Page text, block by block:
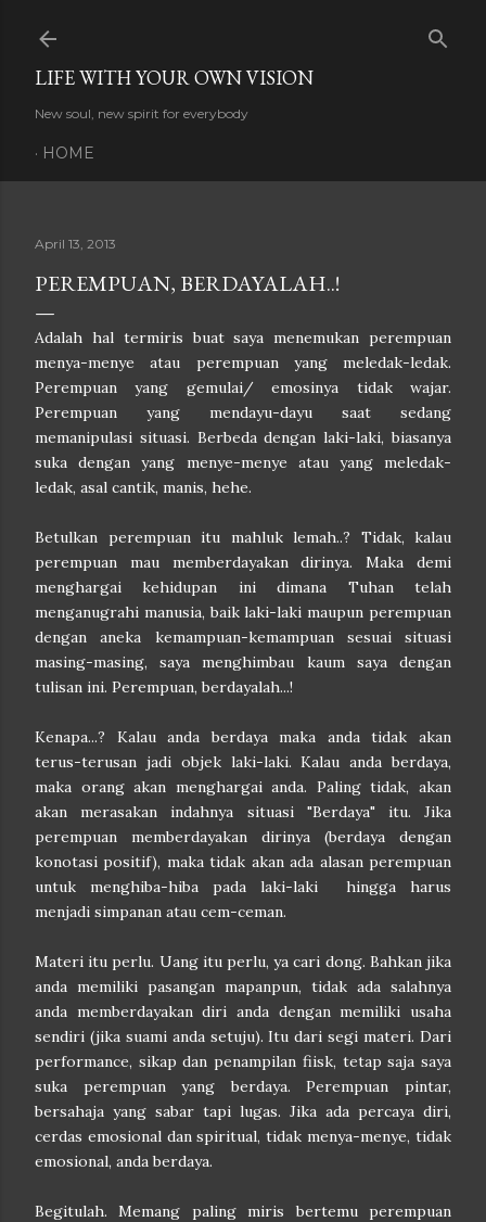
LIFE WITH YOUR OWN VISION
New soul, new spirit for everybody
HOME
April 13, 2013
PEREMPUAN, BERDAYALAH..!
Adalah hal termiris buat saya menemukan perempuan
menya-menye atau perempuan yang meledak-ledak.
Perempuan yang gemulai/ emosinya tidak wajar.
Perempuan yang mendayu-dayu saat sedang
memanipulasi situasi. Berbeda dengan laki-laki, biasanya
suka dengan yang menye-menye atau yang meledak-
ledak, asal cantik, manis, hehe.
Betulkan perempuan itu mahluk lemah..? Tidak, kalau
perempuan mau memberdayakan dirinya. Maka demi
menghargai kehidupan ini dimana Tuhan telah
menganugrahi manusia, baik laki-laki maupun perempuan
dengan aneka kemampuan-kemampuan sesuai situasi
masing-masing, saya menghimbau kaum saya dengan
tulisan ini. Perempuan, berdayalah...!
Kenapa...? Kalau anda berdaya maka anda tidak akan
terus-terusan jadi objek laki-laki. Kalau anda berdaya,
maka orang akan menghargai anda. Paling tidak, akan
akan merasakan indahnya situasi "Berdaya" itu. Jika
perempuan memberdayakan dirinya (berdaya dengan
konotasi positif), maka tidak akan ada alasan perempuan
untuk menghiba-hiba pada laki-laki hingga harus
menjadi simpanan atau cem-ceman.
Materi itu perlu. Uang itu perlu, ya cari dong. Bahkan jika
anda memiliki pasangan mapanpun, tidak ada salahnya
anda memberdayakan diri anda dengan memiliki usaha
sendiri (jika suami anda setuju). Itu dari segi materi. Dari
performance, sikap dan penampilan fiisk, tetap saja saya
suka perempuan yang berdaya. Perempuan pintar,
bersahaja yang sabar tapi lugas. Jika ada percaya diri,
cerdas emosional dan spiritual, tidak menya-menye, tidak
emosional, anda berdaya.
Begitulah. Memang paling miris bertemu perempuan